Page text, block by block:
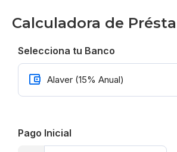
Calculadora de
Selecciona tu Banco
Pago Inicial